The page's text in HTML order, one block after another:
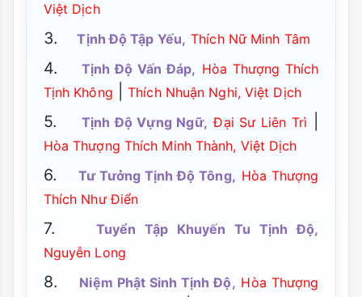
Việt Dịch
3.Tịnh Độ Tập Yếu, Thích Nữ Minh Tâm
4.Tịnh Độ Vấn Đáp, Hòa Thượng Thích
Tịnh Không
|Thích Nhuận Nghi, Việt Dịch
5. Tịnh Độ Vựng Ngữ, Đại Sư Liên Trì
Hòa Thượng Thích Minh Thành, Việt Dịch
6. Tư Tưởng Tịnh Độ Tông, Hòa Thượng
Thích Như Điển
7.
Tuyển Tập Khuyến Tu Tịnh Độ,
Nguyễn Long
8. Niệm Phật Sinh Tịnh Độ, Hòa Thượng